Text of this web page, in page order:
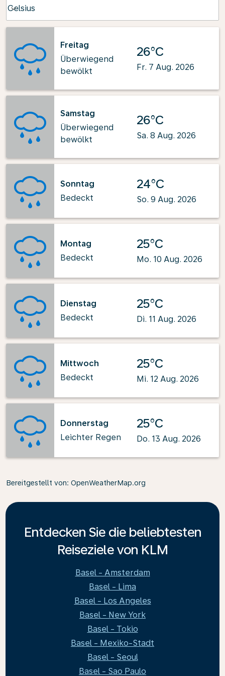
Celsius
keyboard_arrow_down
Freitag
Überwiegend
bewölkt
26°C
Fr. 7 Aug. 2026
Samstag
Überwiegend
bewölkt
26°C
Sa. 8 Aug. 2026
Sonntag
Bedeckt
24°C
So. 9 Aug. 2026
Montag
Bedeckt
25°C
Mo. 10 Aug. 2026
Dienstag
Bedeckt
25°C
Di. 11 Aug. 2026
Mittwoch
Bedeckt
25°C
Mi. 12 Aug. 2026
Donnerstag
Leichter Regen
25°C
Do. 13 Aug. 2026
Bereitgestellt von: OpenWeatherMap.org
Entdecken Sie die beliebtesten
Reiseziele von KLM
Basel - Amsterdam
Basel - Lima
Basel - Los Angeles
Basel - New York
Basel - Tokio
Basel - Mexiko-Stadt
Basel - Seoul
Basel - Sao Paulo